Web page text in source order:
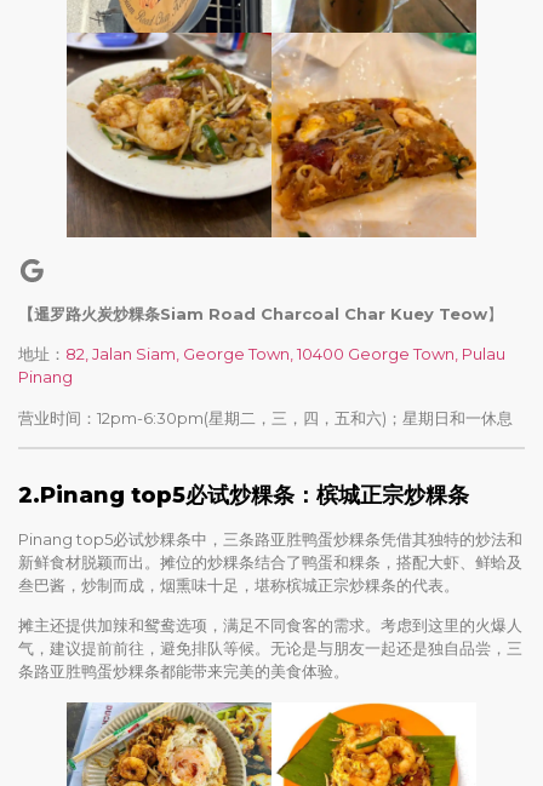
【暹罗路火炭炒粿条Siam Road Charcoal Char Kuey Teow】
地址： 82, Jalan Siam, George Town, 10400 George Town, Pulau
Pinang
营业时间：12pm-6:30pm(星期二，三，四，五和六)；星期日和一休息
2.Pinang top5必试炒粿条：槟城正宗炒粿条
Pinang top5必试炒粿条中，三条路亚胜鸭蛋炒粿条凭借其独特的炒法和
新鲜食材脱颖而出。摊位的炒粿条结合了鸭蛋和粿条，搭配大虾、鲜蛤及
叁巴酱，炒制而成，烟熏味十足，堪称槟城正宗炒粿条的代表。
摊主还提供加辣和鸳鸯选项，满足不同食客的需求。考虑到这里的火爆人
气，建议提前前往，避免排队等候。无论是与朋友一起还是独自品尝，三
条路亚胜鸭蛋炒粿条都能带来完美的美食体验。